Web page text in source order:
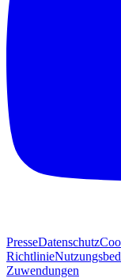
PresseDatenschutz
Richtlinie
Zuwendungen